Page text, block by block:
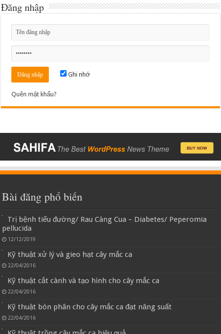
Đăng nhập
Ghi nhớ
Quên mật khẩu?
Bài đăng phổ biến
Trị bệnh tiểu đường/ Rau Càng Cua – Diabetes/ Peperomia
pellucida
12/12/2019
Kỹ thuật xử lý và gieo hạt cây mắc ca
22/04/2016
Kỹ thuật cắt cành và tạo hình cho cây mắc ca
22/04/2016
Kỹ thuật bón phân cho cây mắc ca đạt năng suất
22/04/2016